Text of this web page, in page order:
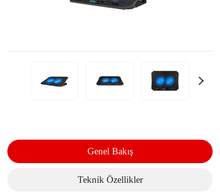
Genel Bakış
Teknik Özellikler